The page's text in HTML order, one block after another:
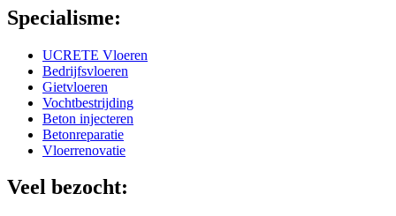
Specialisme:
UCRETE Vloeren
Bedrijfsvloeren
Gietvloeren
Vochtbestrijding
Beton injecteren
Betonreparatie
Vloerrenovatie
Veel bezocht: